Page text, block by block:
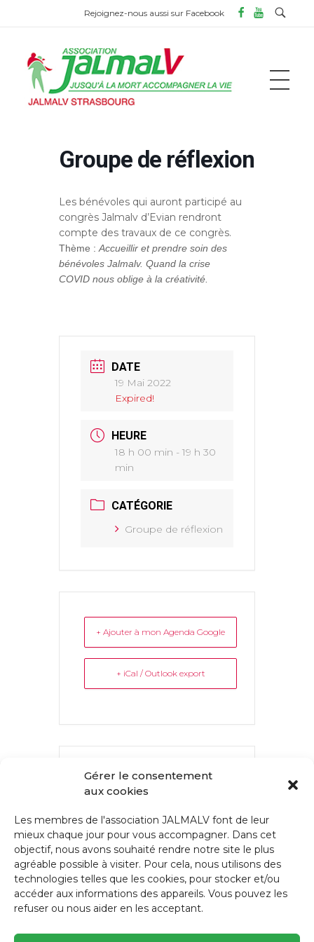
Gérer le consentement
aux cookies
Les membres de l'association JALMALV font de leur
mieux chaque jour pour vous accompagner. Dans cet
objectif, nous avons souhaité rendre notre site le plus
agréable possible à visiter. Pour cela, nous utilisons des
technologies telles que les cookies, pour stocker et/ou
accéder aux informations des appareils. Vous pouvez les
refuser ou nous aider en les acceptant.
Rejoignez-nous aussi sur Facebook
Groupe de réflexion
Les bénévoles qui auront participé au
congrès Jalmalv d’Evian rendront
compte des travaux de ce congrès.
Thème : Accueillir et prendre soin des
bénévoles Jalmalv. Quand la crise
COVID nous oblige à la créativité.
DATE
19 Mai 2022
Expired!
HEURE
18 h 00 min - 19 h 30
min
CATÉGORIE
Groupe de réflexion
+ Ajouter à mon Agenda Google
+ iCal / Outlook export
L'ÉVÉNEMENT EST TERMINÉ.
PARTAGEZ CET ÉVÉNEMENT